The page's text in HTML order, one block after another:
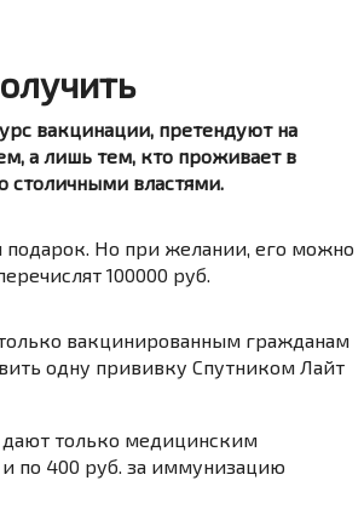
вакцинации, претендуют на
а лишь тем, кто проживает в
столичными властями.
Но при желании, его можно
100000 руб.
вакцинированным гражданам
одну прививку Спутником Лайт
только медицинским
по 400 руб. за иммунизацию